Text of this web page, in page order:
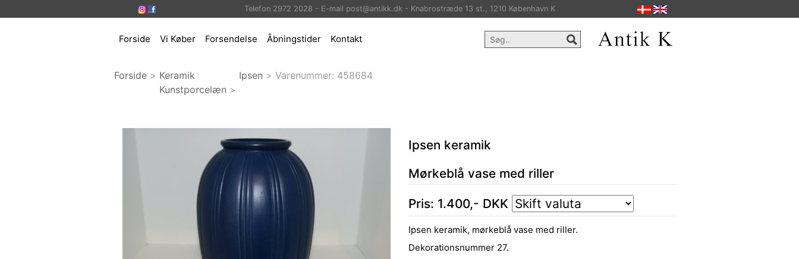
Telefon 2972 2028 - E-mail post@antikk.dk - Knabrostræde 13 st., 1210 København K
Forside Vi Køber Forsendelse Åbningstider Kontakt
Forside > Keramik
Kunstporcelæn >
Ipsen > Varenummer: 458684
Ipsen keramik
Mørkeblå vase med riller
Pris: 1.400,- DKK
Ipsen keramik, mørkeblå vase med riller.
Dekorationsnummer 27.